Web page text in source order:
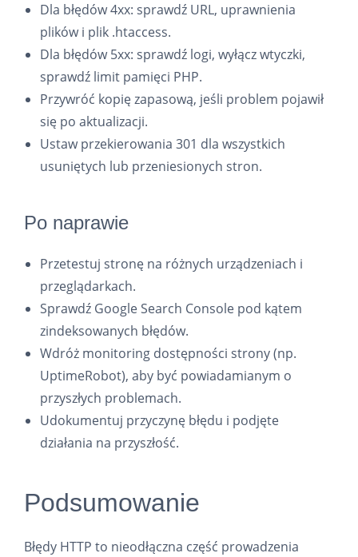
Dla błędów 4xx: sprawdź URL, uprawnienia
plików i plik .htaccess.
Dla błędów 5xx: sprawdź logi, wyłącz wtyczki,
sprawdź limit pamięci PHP.
Przywróć kopię zapasową, jeśli problem pojawił
się po aktualizacji.
Ustaw przekierowania 301 dla wszystkich
usuniętych lub przeniesionych stron.
Po naprawie
Przetestuj stronę na różnych urządzeniach i
przeglądarkach.
Sprawdź Google Search Console pod kątem
zindeksowanych błędów.
Wdróż monitoring dostępności strony (np.
UptimeRobot), aby być powiadamianym o
przyszłych problemach.
Udokumentuj przyczynę błędu i podjęte
działania na przyszłość.
Podsumowanie
Błędy HTTP to nieodłączna część prowadzenia